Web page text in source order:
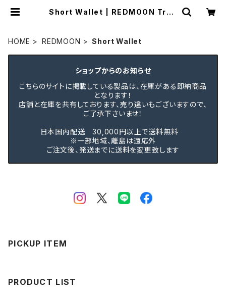
Short Wallet | REDMOON Trad
HOME REDMOON Short Wallet
ショップからのお知らせ
こちらのサイトに掲載している製品は、在庫がある即納商品
となります！
店舗と在庫を共有しております、売り違いもございますので、
ご了承下さいませ！
日本国内配送 30,000円以上で送料無料
※一部地域、離島は適応外
ご注文後、発送までに送料を変更致します
PICKUP ITEM
PRODUCT LIST